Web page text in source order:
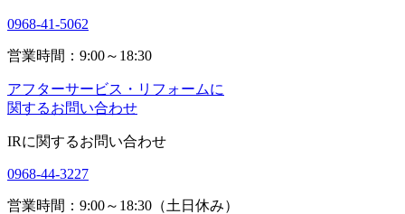
0968-41-5062
営業時間：9:00～18:30
アフターサービス・リフォームに
関するお問い合わせ
IRに関するお問い合わせ
0968-44-3227
営業時間：9:00～18:30（土日休み）